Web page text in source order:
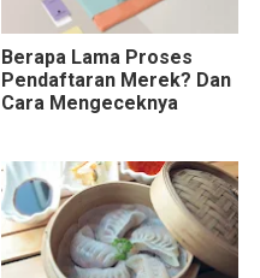
Berapa Lama Proses
Pendaftaran Merek? Dan
Cara Mengeceknya